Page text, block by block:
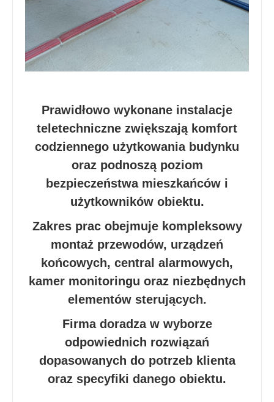
Prawidłowo wykonane instalacje
teletechniczne zwiększają komfort
codziennego użytkowania budynku
oraz podnoszą poziom
bezpieczeństwa mieszkańców i
użytkowników obiektu.
Zakres prac obejmuje kompleksowy
montaż przewodów, urządzeń
końcowych, central alarmowych,
kamer monitoringu oraz niezbędnych
elementów sterujących.
Firma doradza w wyborze
odpowiednich rozwiązań
dopasowanych do potrzeb klienta
oraz specyfiki danego obiektu.